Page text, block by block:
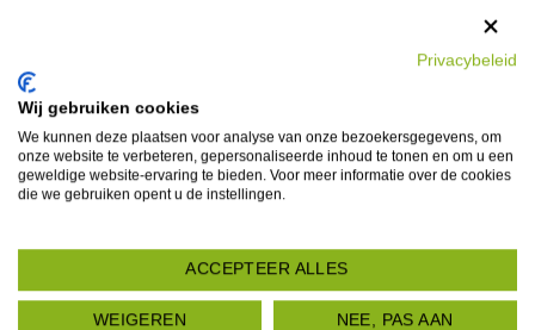
Blogs
In dit blog bieden wij vakinformatie voor iedereen die
regelmatig met beurzen te maken heeft: Praktische
adviezen, tips & tricks voor deelname aan beurs,
standbouw. De laatste innovaties en ontwikkelingen in
beursland en diverse checklisten. Benieuwd welke kennis
wij met je gaan delen? Houd dan dit blog in de gaten.
Privacybeleid
Wij gebruiken cookies
We kunnen deze plaatsen voor analyse van onze bezoekersgegevens, om
onze website te verbeteren, gepersonaliseerde inhoud te tonen en om u een
geweldige website-ervaring te bieden. Voor meer informatie over de cookies
die we gebruiken opent u de instellingen.
ACCEPTEER ALLES
WEIGEREN NEE, PAS AAN